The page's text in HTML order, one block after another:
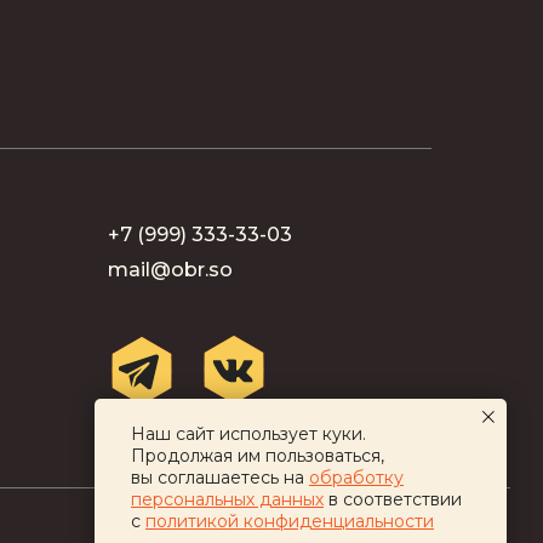
mail@obr.so
+7 (999) 333-33-03
Наш сайт использует куки.
Продолжая им пользоваться,
вы соглашаетесь на обработку
персональных данных в соответствии
с политикой конфиденциальности